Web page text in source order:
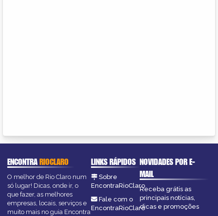
ENCONTRARIOCLARO
O melhor de Rio Claro num
só lugar! Dicas, onde ir, o
que fazer, as melhores
empresas, locais, serviços e
muito mais no guia Encontra
LINKS RÁPIDOS
Sobre
EncontraRioClaro
Fale com o
EncontraRioClaro
NOVIDADES POR E-
MAIL
Receba grátis as
principais notícias,
dicas e promoções